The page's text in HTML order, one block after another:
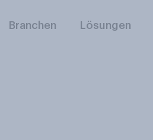
Branchen Lösungen